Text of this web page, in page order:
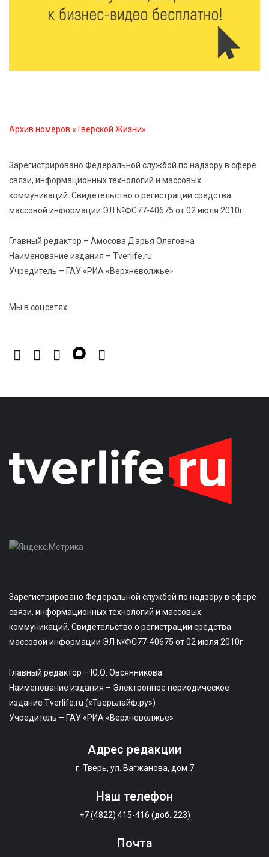
Верхневолжье
необычная лекция об истории танцевальной
5 Авг 2026 17:07 453
Завершается обустройство трассы
Витязи — Духовщина — Белый — Нелидово в
5 Авг 2026 16:32 422
«Зарядка со стражем порядка»: как в Нелидово
Архив номеров «Тверской Жизни»
Зарегистрировано Федеральной службой по надзору в сфере
связи, информационных технологий и массовых
коммуникаций. Свидетельство о регистрации средства
массовой информации ЭЛ №ФС77-40675 от 02 июля 2010г.
Главный редактор – Амосова Дарья Олеговна
Наименование издания – Tverlife.ru
Учредитель – ГАУ «РИА «Верхневолжье»
Мы в соцсетях:
Зарегистрировано Федеральной службой по надзору в сфере
связи, информационных технологий и массовых
коммуникаций. Свидетельство о регистрации средства
массовой информации ЭЛ №ФС77-40675 от 02 июля 2010г.
Главный редактор – Ю.О. Овсянникова
Наименование издания – Электронное периодическое
издание Tverlife.ru («Тверьлайф.ру»)
Учредитель – ГАУ «РИА «Верхневолжье»
Адрес редакции
г. Тверь, ул. Вагжанова, дом 7
Наш телефон
+7 (4822) 415-416 (доб. 223)
Почта